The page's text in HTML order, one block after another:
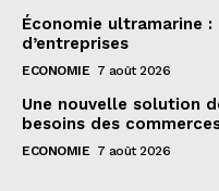
Économie ultramarine
d’entreprises
ECONOMIE 7 août 2026
Une nouvelle solution
besoins des
ECONOMIE 7 août 2026